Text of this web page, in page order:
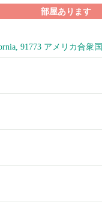
部屋あります
91773 アメリカ合衆国